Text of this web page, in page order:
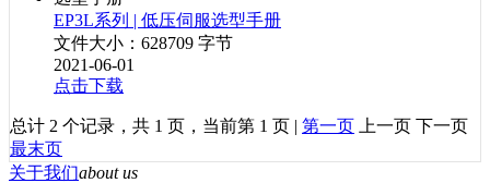
EP3L系列 | 低压伺服选型手册
文件大小：628709 字节
2021-06-01
点击下载
总计 2 个记录，共 1 页，当前第 1 页 | 第一页 上一页 下一页
最末页
关于我们about us